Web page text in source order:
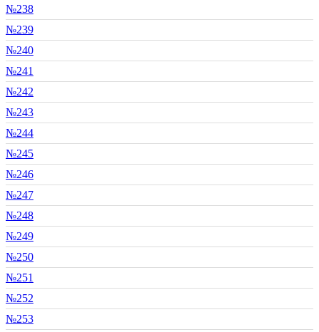
№238
№239
№240
№241
№242
№243
№244
№245
№246
№247
№248
№249
№250
№251
№252
№253